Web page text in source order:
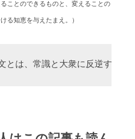
ことのできるものと、変えることの
る知恵を与えたまえ。）
とは、常識と大衆に反逆する